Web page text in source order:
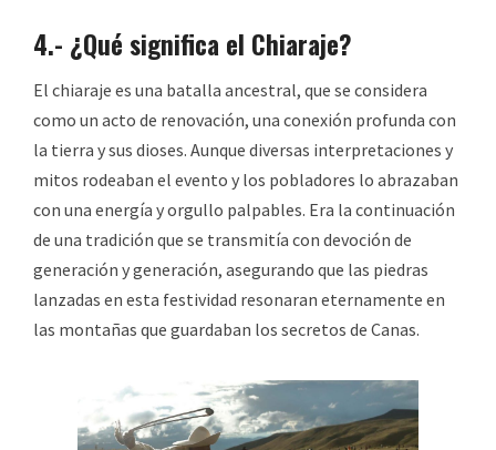
4.- ¿Qué significa el Chiaraje?
El chiaraje es una batalla ancestral, que se considera
como un acto de renovación, una conexión profunda con
la tierra y sus dioses. Aunque diversas interpretaciones y
mitos rodeaban el evento y los pobladores lo abrazaban
con una energía y orgullo palpables. Era la continuación
de una tradición que se transmitía con devoción de
generación y generación, asegurando que las piedras
lanzadas en esta festividad resonaran eternamente en
las montañas que guardaban los secretos de Canas.